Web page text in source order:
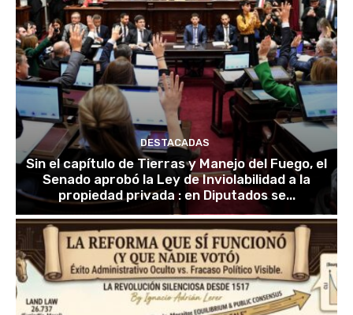
DESTACADAS
Sin el capítulo de Tierras y Manejo del Fuego, el
Senado aprobó la Ley de Inviolabilidad a la
propiedad privada : en Diputados se...